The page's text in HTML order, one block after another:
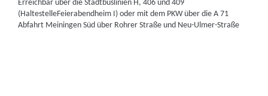
Erreichbar über die Stadtbuslinien H, 406 und 409
(HaltestelleFeierabendheim I) oder mit dem PKW über die A 71
Abfahrt Meiningen Süd über Rohrer Straße und Neu-Ulmer-Straße